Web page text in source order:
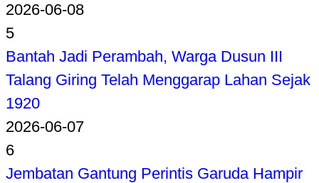
2026-06-08
5
Bantah Jadi Perambah, Warga Dusun III
Talang Giring Telah Menggarap Lahan Sejak
1920
2026-06-07
6
Jembatan Gantung Perintis Garuda Hampir